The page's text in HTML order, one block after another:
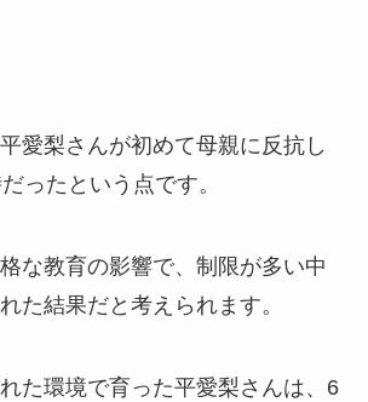
愛梨さんが初めて母親に反抗し
ったという点です。
な教育の影響で、制限が多い中
た結果だと考えられます。
た環境で育った平愛梨さんは、6